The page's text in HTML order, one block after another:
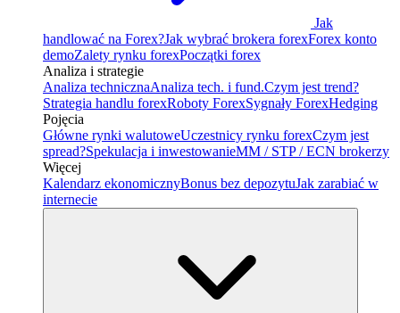
Jak
handlować na Forex?Jak wybrać brokera forexForex konto
demoZalety rynku forexPoczątki forex
Analiza i strategie
Analiza technicznaAnaliza tech. i fund.Czym jest trend?
Strategia handlu forexRoboty ForexSygnały ForexHedging
Pojęcia
Główne rynki walutoweUczestnicy rynku forexCzym jest
spread?Spekulacja i inwestowanieMM / STP / ECN brokerzy
Więcej
Kalendarz ekonomicznyBonus bez depozytuJak zarabiać w
internecie